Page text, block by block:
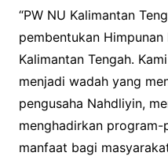
“PW NU Kalimantan
pembentukan
Kalimantan Tengah.
menjadi wadah yang
pengusaha Nahdliyin,
menghadirkan
manfaat bagi